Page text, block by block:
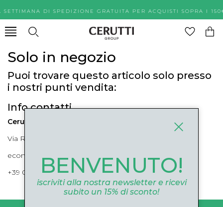
SETTIMANA DI SPEDIZIONE GRATUITA PER ACQUISTI
Solo in negozio
Puoi trovare questo articolo solo presso
i nostri punti vendita:
Info contatti
Cerutti Boutique
Via Roma, 52 Cuneo 12100 Cuneo
ecommerce@ceruttigroup.com
+39 0171694239BENVENUTO!
iscriviti alla nostra newsletter e ricevi
subito un 15% di sconto!